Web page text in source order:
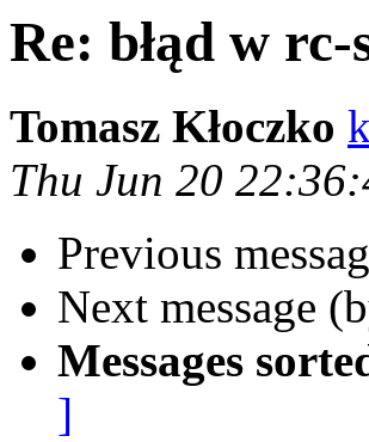
Re: błąd w
Tomasz Kłoczko
Thu Jun 20
Previous
Next message
Messages
]